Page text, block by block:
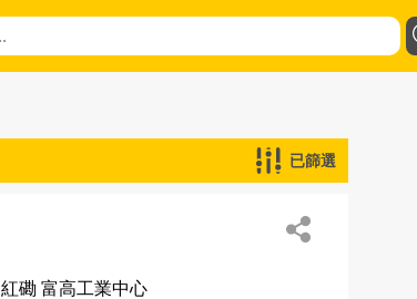
已篩選
紅磡 富高工業中心